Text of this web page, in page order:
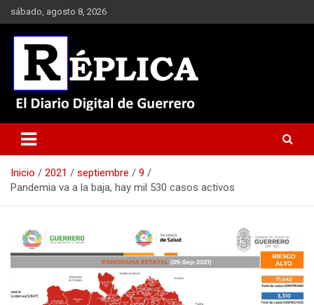
Saltar
al
contenido
sábado, agosto 8, 2026
Réplica
Inicio 2021 septiembre
9
Pandemia va a la baja, hay mil 530 casos activos